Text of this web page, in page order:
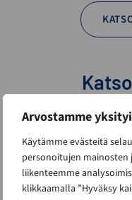
Arvostamme
Käytämme evästeitä
personoitujen mainosten
liikenteemme
klikkaamalla ”Hyväksy
Harvia 16
täydellinen
ALK. 1 495 €